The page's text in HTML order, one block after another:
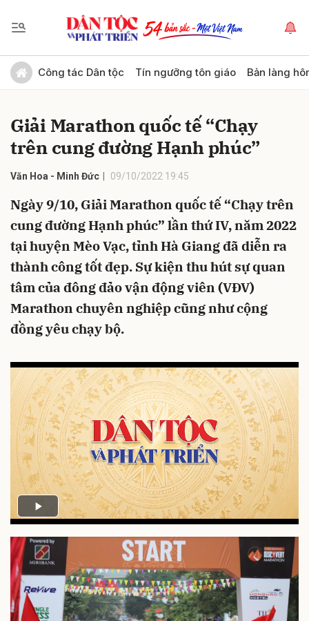
Công tác Dân tộc Tín ngưỡng tôn giáo Bản làng
Giải Marathon quốc tế “Chạy
trên cung đường Hạnh phúc”
Văn Hoa - Minh Đức 09/10/2022 19:45
Ngày 9/10, Giải Marathon quốc tế “Chạy trên
cung đường Hạnh phúc” lần thứ IV, năm 2022
tại huyện Mèo Vạc, tỉnh Hà Giang đã diễn ra
thành công tốt đẹp. Sự kiện thu hút sự quan
tâm của đông đảo vận động viên (VĐV)
Marathon chuyên nghiệp cũng như cộng
đồng yêu chạy bộ.
Gửi bình luận
Hủy Gửi